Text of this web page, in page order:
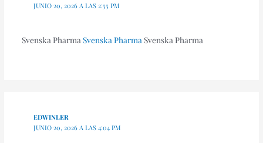
JUNIO 20, 2026 A LAS 2:55 PM
Svenska Pharma Svenska Pharma Svenska Pharma
EDWINLER
JUNIO 20, 2026 A LAS 4:04 PM